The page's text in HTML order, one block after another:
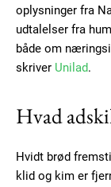
oplysninger fra
udtalelser fra
både om
skriver Unilad.
Hvad
Hvidt brød
klid og kim er